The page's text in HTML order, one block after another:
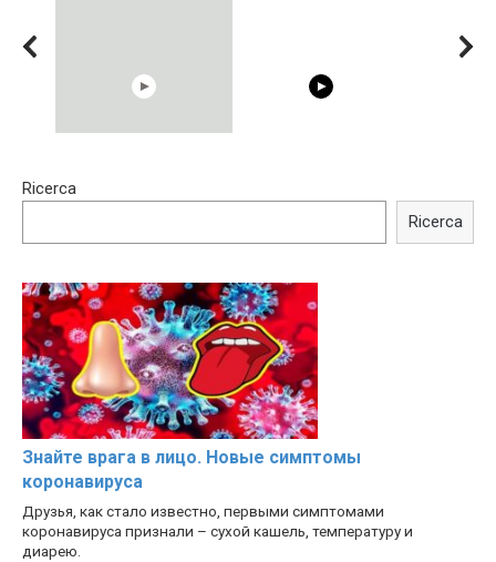
Trying BOLLYWOOD
Shocking illusion - Pretty
Ricerca
Ricerca
Знайте врага в лицо. Новые симптомы
коронавируса
Друзья, как стало известно, первыми симптомами
коронавируса признали – сухой кашель, температуру и
диарею.